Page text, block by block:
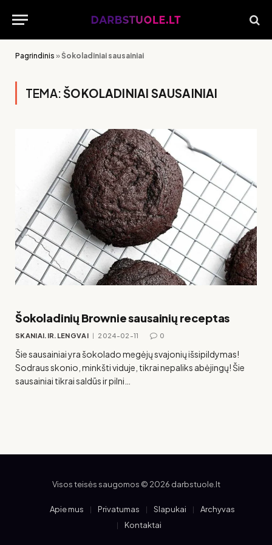
Pagrindinis »Šokoladiniai sausainiai
TEMA: ŠOKOLADINIAI SAUSAINIAI
Šokoladinių Brownie sausainių receptas
SKANIAI.IR.LENGVAI 2024-02-11 0
Šie sausainiai yra šokolado megėjų svajonių išsipildymas!
Sodraus skonio, minkšti viduje, tikrai nepaliks abėjingų! Šie
sausainiai tikrai saldūs ir pilni…
Visos teisės saugomos © 2026 darbstuole.lt
Apie mus Privatumas Slapukai
Archyvas
Kontaktai